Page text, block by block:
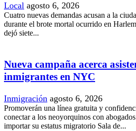
Local agosto 6, 2026
Cuatro nuevas demandas acusan a la
durante el brote mortal ocurrido en
dejó siete...
Nueva campaña acerca
inmigrantes en NYC
Inmigración agosto 6, 2026
Promoverán una línea gratuita y
conectar a los neoyorquinos con
importar su estatus migratorio Sala de...